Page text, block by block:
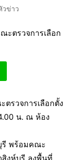
วข่าว
รวจการเลือกตั้ง
น. ณ ห้อง
รี พร้อมคณะ
สิงห์บุรี ลงพื้นที่